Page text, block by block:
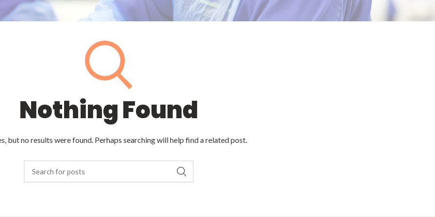
Nothing Found
but no results were found. Perhaps searching will help find a related post.